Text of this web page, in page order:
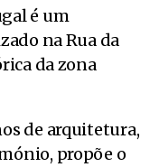
é um
na Rua da
da zona
de arquitetura,
propõe o